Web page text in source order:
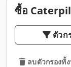
ซื้อ
ตัวก
ลบตัวกรองทั้